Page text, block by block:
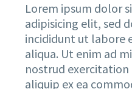
Lorem ipsum dolor
adipisicing elit, sed
incididunt ut labore
aliqua. Ut enim ad
nostrud
aliquip ex ea